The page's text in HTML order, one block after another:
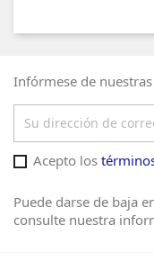
Infórmese de
Acepto los
Puede darse de baja
consulte nuestra